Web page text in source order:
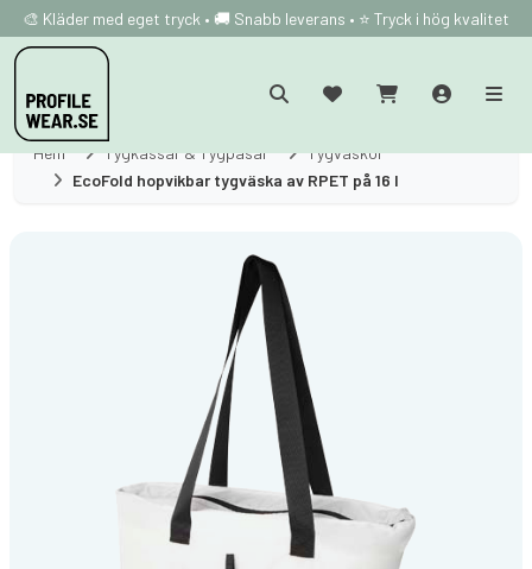
🎨 Kläder med eget tryck • 🚚 Snabb leverans • ⭐ Tryck i hög kvalitet
Hem Tygkassar & Tygpåsar
Tygväskor
EcoFold hopvikbar tygväska av RPET på 16 l